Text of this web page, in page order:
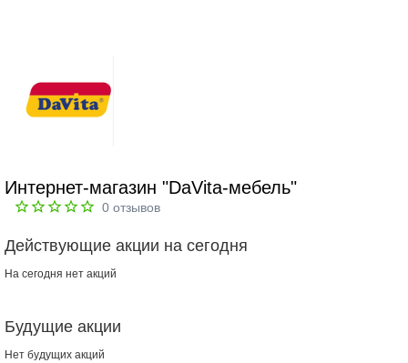
Интернет-магазин "DaVita-мебель"
0 отзывов
Действующие акции на сегодня
На сегодня нет акций
Будущие акции
Нет будущих акций